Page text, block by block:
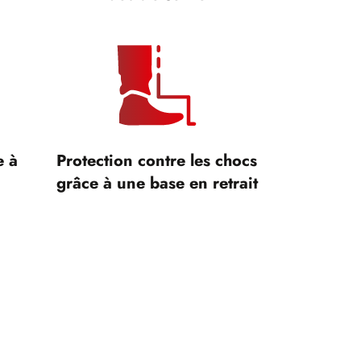
à
Protection contre les chocs
grâce à une base en retrait